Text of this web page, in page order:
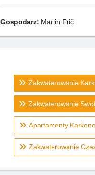
Gospodarz: Martin Frič
Zakwaterowanie
Zakwaterowanie
Apartamenty
Zakwaterowanie